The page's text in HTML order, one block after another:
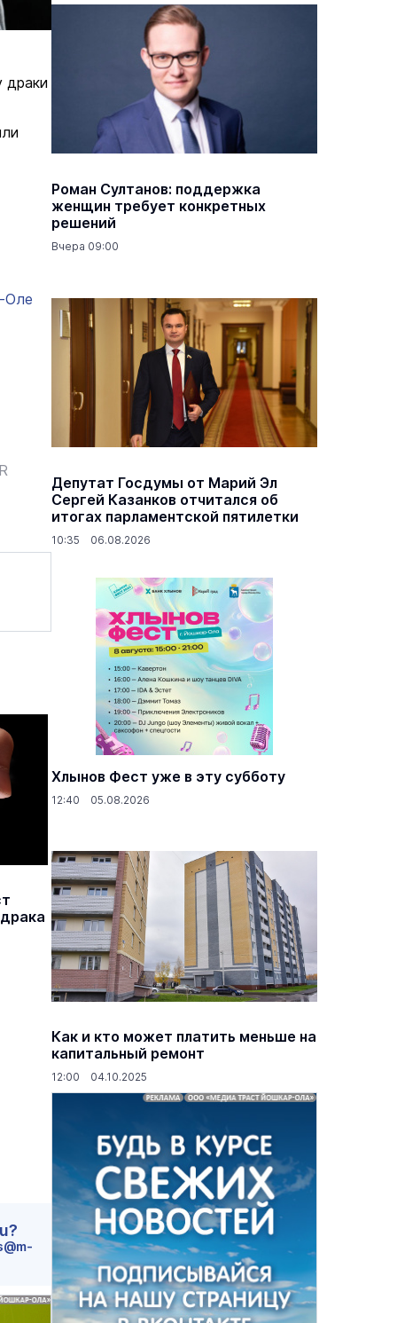
драки
Оле
Роман Султанов: поддержка
женщин требует конкретных
решений
Вчера 09:00
Депутат Госдумы от Марий Эл
Сергей Казанков отчитался об
итогах парламентской пятилетки
10:35 06.08.2026
Хлынов Фест уже в эту субботу
12:40 05.08.2026
Как и кто может платить меньше на
капитальный ремонт
12:00 04.10.2025